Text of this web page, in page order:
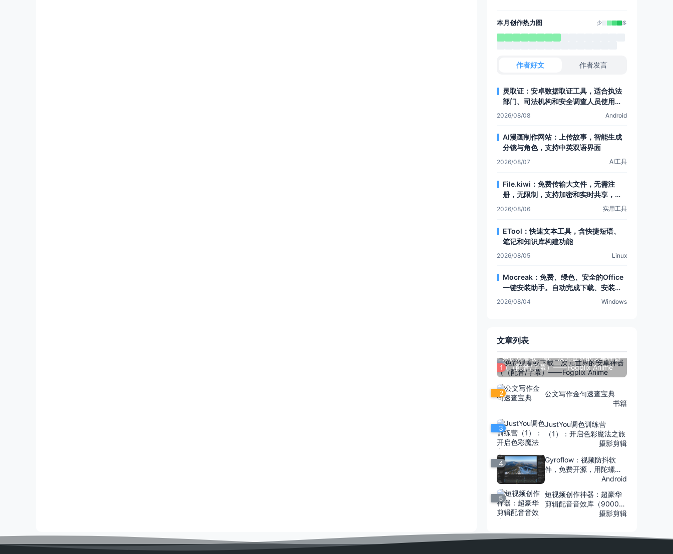
本月创作热力图 少 多
作者好文 作者发言
灵取证：安卓数据取证工具，适合执法
部门、司法机构和安全调查人员使用，
可提取安卓设备数据
2026/08/08 Android
AI漫画制作网站：上传故事，智能生成
分镜与角色，支持中英双语界面
2026/08/07 AI工具
File.kiwi：免费传输大文件，无需注
册，无限制，支持加密和实时共享，还
有Web文件夹功能
2026/08/06 实用工具
ETool：快速文本工具，含快捷短语、
笔记和知识库构建功能
2026/08/05 Linux
Mocreak：免费、绿色、安全的Office
一键安装助手。自动完成下载、安装和
部署，让Office安装更简单，支持多种
2026/08/04 Windows
文章列表
1
免费观看或下载二次元世界的安卓神器
（（配音/字幕）——Fogplix Anime
2
公文写作金句速查宝典
书籍
3
JustYou调色训练营
（1）：开启色彩魔法之旅
摄影剪辑
4
Gyroflow：视频防抖软
件，免费开源，用陀螺仪
数据精准稳定，兼容多种
Android
5
短视频创作神器：超豪华
剪辑配音音效库（9000
摄影剪辑